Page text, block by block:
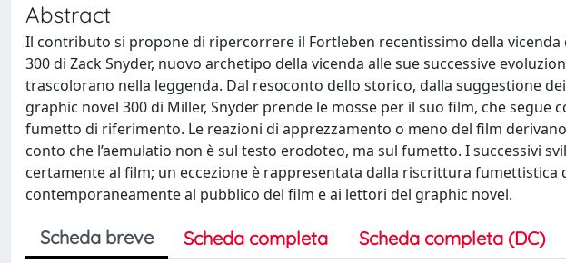
Abstract
Il contributo si propone di ripercorrere il Fortleben recentissimo della
300 di Zack Snyder, nuovo archetipo della vicenda alle sue successive
trascolorano nella leggenda. Dal resoconto dello storico, dalla suggestione
graphic novel 300 di Miller, Snyder prende le mosse per il suo film, che segue
fumetto di riferimento. Le reazioni di apprezzamento o meno del film
conto che l’aemulatio non è sul testo erodoteo, ma sul fumetto. I successivi
certamente al film; un eccezione è rappresentata dalla riscrittura fumettistica
contemporaneamente al pubblico del film e ai lettori del graphic novel.
Scheda breve Scheda completa Scheda completa (DC)